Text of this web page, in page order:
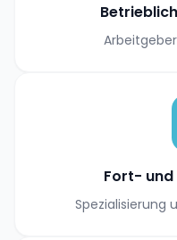
Fort-
Spezialisierung